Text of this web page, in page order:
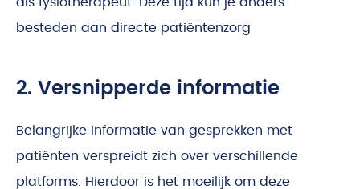
besteden aan directe patiëntenzorg
2. Versnipperde informatie
Belangrijke informatie van gesprekken met
patiënten verspreidt zich over verschillende
platforms. Hierdoor is het moeilijk om deze